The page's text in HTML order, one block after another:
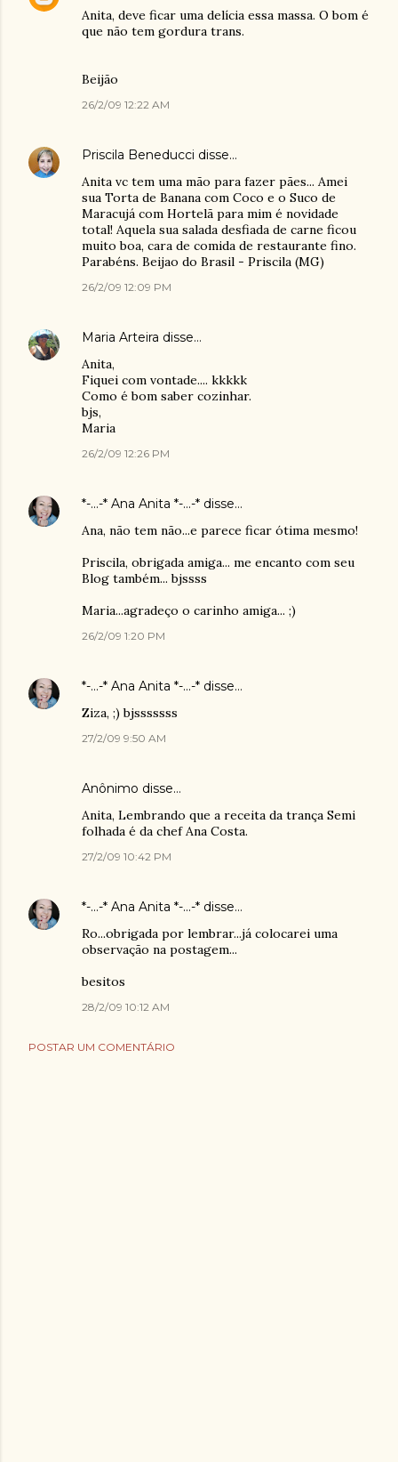
Anita, deve ficar uma delícia essa massa. O bom é
que não tem gordura trans.
Beijão
26/2/09 12:22 AM
Priscila Beneducci disse…
Anita vc tem uma mão para fazer pães... Amei
sua Torta de Banana com Coco e o Suco de
Maracujá com Hortelã para mim é novidade
total! Aquela sua salada desfiada de carne ficou
muito boa, cara de comida de restaurante fino.
Parabéns. Beijao do Brasil - Priscila (MG)
26/2/09 12:09 PM
Maria Arteira disse…
Anita,
Fiquei com vontade.... kkkkk
Como é bom saber cozinhar.
bjs,
Maria
26/2/09 12:26 PM
*-...-* Ana Anita *-...-* disse…
Ana, não tem não...e parece ficar ótima mesmo!
Priscila, obrigada amiga... me encanto com seu
Blog também... bjssss
Maria...agradeço o carinho amiga... ;)
26/2/09 1:20 PM
*-...-* Ana Anita *-...-* disse…
Ziza, ;) bjsssssss
27/2/09 9:50 AM
Anônimo disse…
Anita, Lembrando que a receita da trança Semi
folhada é da chef Ana Costa.
27/2/09 10:42 PM
*-...-* Ana Anita *-...-* disse…
Ro...obrigada por lembrar...já colocarei uma
observação na postagem...
besitos
28/2/09 10:12 AM
POSTAR UM COMENTÁRIO